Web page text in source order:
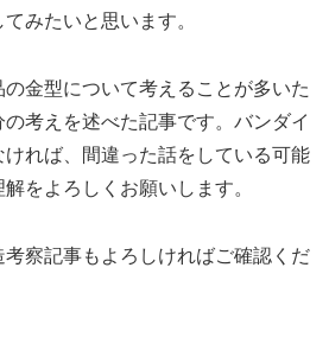
みたいと思います。
金型について考えることが多いた
考えを述べた記事です。バンダイ
れば、間違った話をしている可能
をよろしくお願いします。
察記事もよろしければご確認くだ